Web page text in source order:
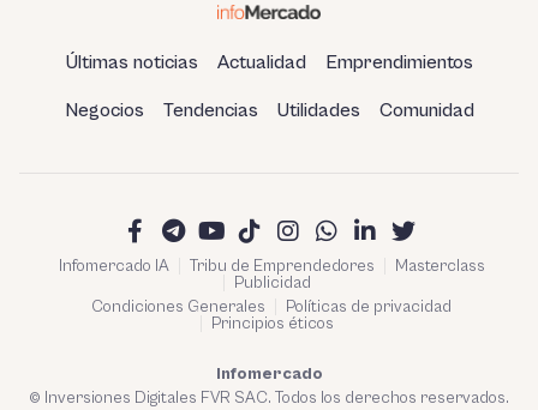
Últimas noticias Actualidad Emprendimientos
Negocios Tendencias Utilidades Comunidad
Infomercado IA Tribu de Emprendedores
Masterclass
Publicidad
Condiciones Generales
Políticas de privacidad
Principios éticos
Infomercado
© Inversiones Digitales FVR SAC. Todos los derechos reservados.